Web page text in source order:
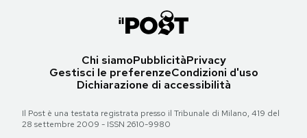
Chi siamoPubblicitàPrivacy
Gestisci le preferenzeCondizioni d'uso
Dichiarazione di accessibilità
Il Post è una testata registrata presso il Tribunale di Milano, 419 del
28 settembre 2009 - ISSN 2610-9980